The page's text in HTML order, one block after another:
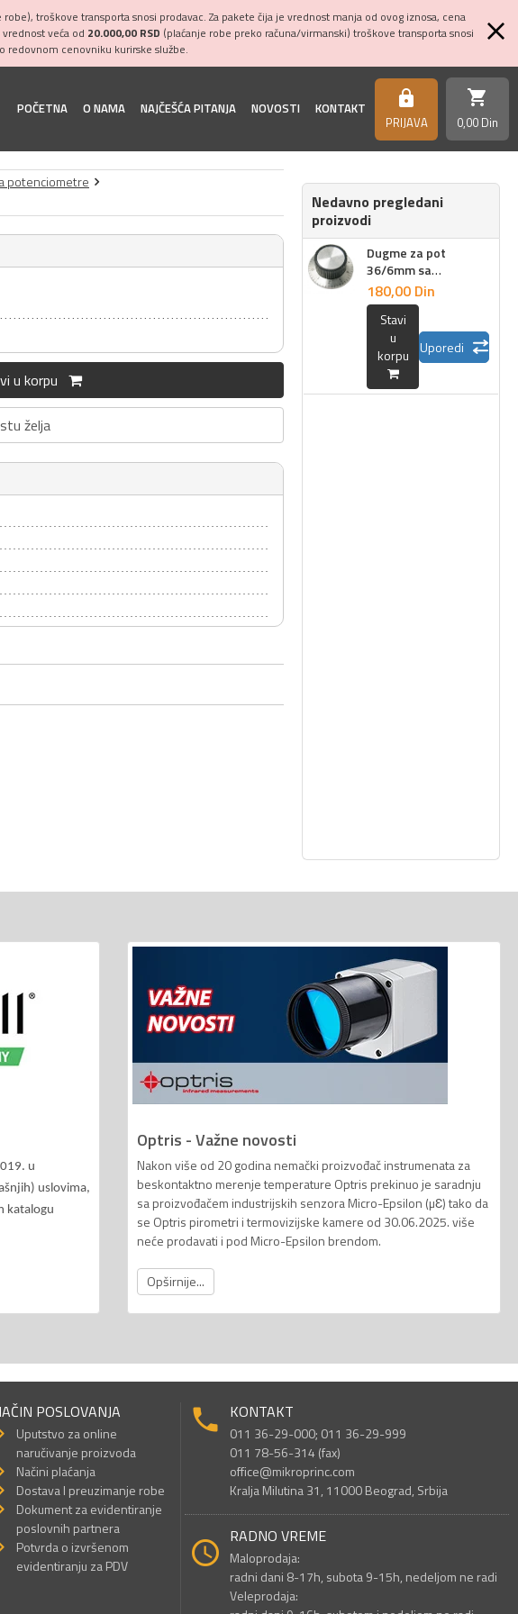
troškove transporta snosi prodavac. Za pakete čija je vrednost manja od ovog iznosa, cena
veća od 20.000,00 RSD (plaćanje robe preko računa/virmanski) troškove transporta snosi
redovnom cenovniku kurirske službe.
POČETNA O NAMA NAJČEŠĆA PITANJA NOVOSTI KONTAKT https
PRIJAVA
shopping_cart
0,00 Din
potenciometre
u korpu
želja
Nedavno pregledani
proizvodi
Dugme za pot
36/6mm sa
brojevima
180,00 Din
Stavi
u
korpu
Uporedi
u
uslovima,
katalogu
Optris - Važne novosti
Nakon više od 20 godina nemački proizvođač instrumenata za
beskontaktno merenje temperature Optris prekinuo je saradnju
sa proizvođačem industrijskih senzora Micro-Epsilon (µƐ) tako da
se Optris pirometri i termovizijske kamere od 30.06.2025. više
neće prodavati i pod Micro-Epsilon brendom.
Opširnije...
POSLOVANJA
Uputstvo za online
naručivanje proizvoda
Načini plaćanja
Dostava I preuzimanje robe
Dokument za evidentiranje
poslovnih partnera
Potvrda o izvršenom
evidentiranju za PDV
KONTAKT
011 36-29-000; 011 36-29-999
011 78-56-314 (fax)
office@mikroprinc.com
Kralja Milutina 31, 11000 Beograd, Srbija
RADNO VREME
Maloprodaja:
radni dani 8-17h, subota 9-15h, nedeljom ne radi
Veleprodaja: